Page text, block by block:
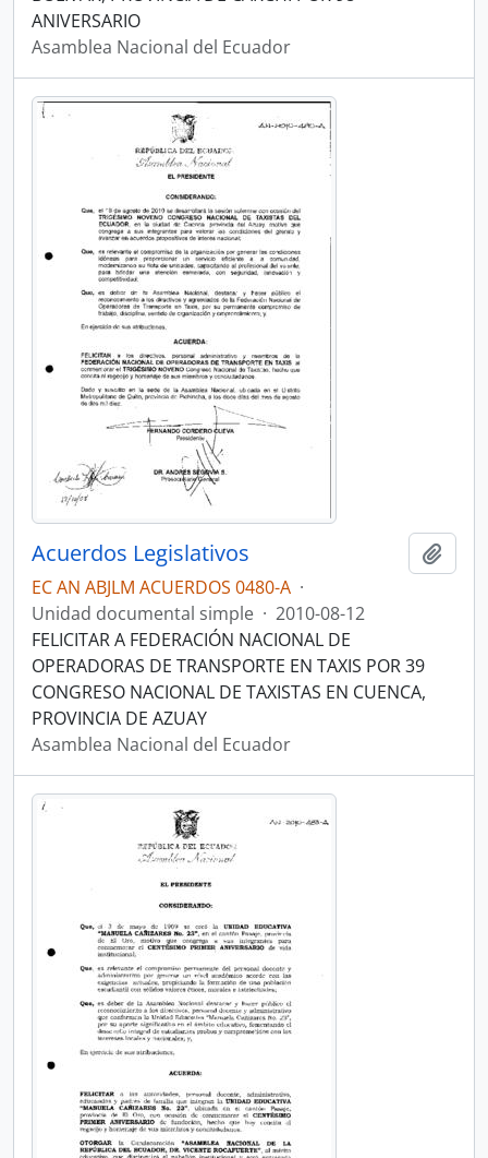
ANIVERSARIO
Asamblea Nacional del Ecuador
Acuerdos Legislativos
EC AN ABJLM ACUERDOS 0480-A ·
Unidad documental simple · 2010-08-12
FELICITAR A FEDERACIÓN NACIONAL DE
OPERADORAS DE TRANSPORTE EN TAXIS POR 39
CONGRESO NACIONAL DE TAXISTAS EN CUENCA,
PROVINCIA DE AZUAY
Asamblea Nacional del Ecuador